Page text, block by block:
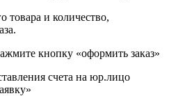
товара и количество,
кнопку «оформить заказ»
счета на юр.лицо